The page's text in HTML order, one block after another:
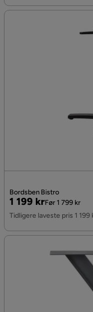
Bordsben Bistro
Pris
1 199 kr
Original
Pris
Før 1 799 kr
Tidligere laveste pris 1 199